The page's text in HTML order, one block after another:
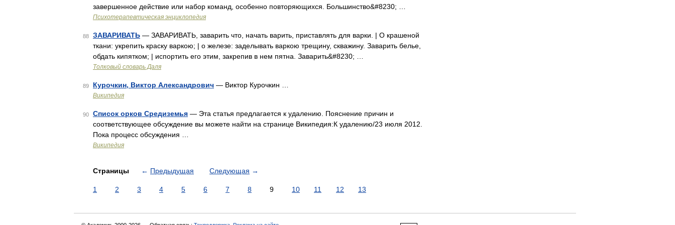
завершенное действие или набор команд, особенно повторяющихся. Большинство&#8230; …
Психотерапевтическая энциклопедия
88 ЗАВАРИВАТЬ — ЗАВАРИВАТЬ, заварить что, начать варить, приставлять для варки. | О крашеной
ткани: укрепить краску варкою; | о железе: заделывать варкою трещину, скважину. Заварить белье,
обдать кипятком; | испортить его этим, закрепив в нем пятна. Заварить&#8230; …
Толковый словарь Даля
89 Курочкин, Виктор Александрович — Виктор Курочкин …
Википедия
90 Список орков Средиземья — Эта статья предлагается к удалению. Пояснение причин и
соответствующее обсуждение вы можете найти на странице Википедия:К удалению/23 июля 2012.
Пока процесс обсуждения …
Википедия
Страницы ← Предыдущая Следующая →
1 2 3 4 5 6 7 8 9 10 11 12 13